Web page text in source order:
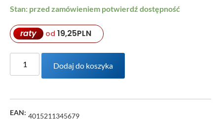
Stan: przed zamówieniem potwierdź dostępność
raty od 19,25PLN
Dodaj do koszyka
EAN: 4015211345679